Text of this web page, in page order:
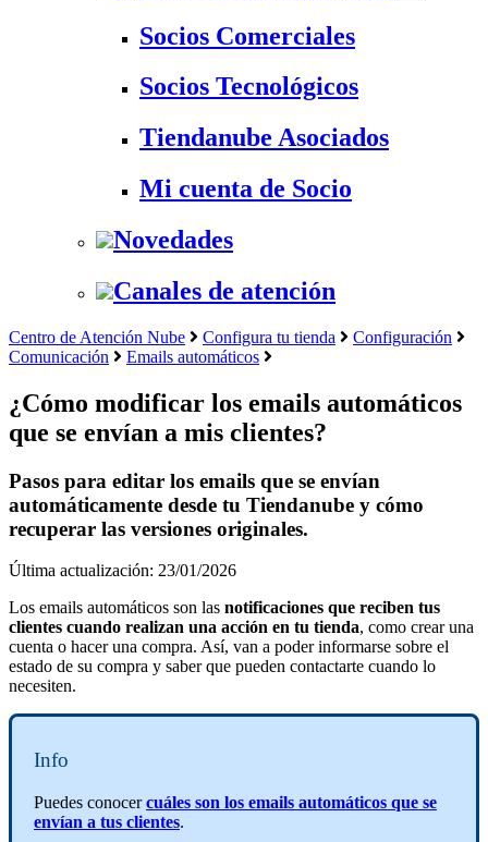
Socios Comerciales
Socios Tecnológicos
Tiendanube Asociados
Mi cuenta de Socio
Novedades
Canales de atención
Centro de Atención Nube Configura tu tienda
Configuración
Comunicación
Emails automáticos
¿Cómo modificar los emails automáticos
que se envían a mis clientes?
Pasos para editar los emails que se envían
automáticamente desde tu Tiendanube y cómo
recuperar las versiones originales.
Última actualización: 23/01/2026
Los emails automáticos son las notificaciones que reciben tus
clientes cuando realizan una acción en tu tienda, como crear una
cuenta o hacer una compra. Así, van a poder informarse sobre el
estado de su compra y saber que pueden contactarte cuando lo
necesiten.
Info
Puedes conocercuáles son los emails automáticos que se
envían a tus clientes.